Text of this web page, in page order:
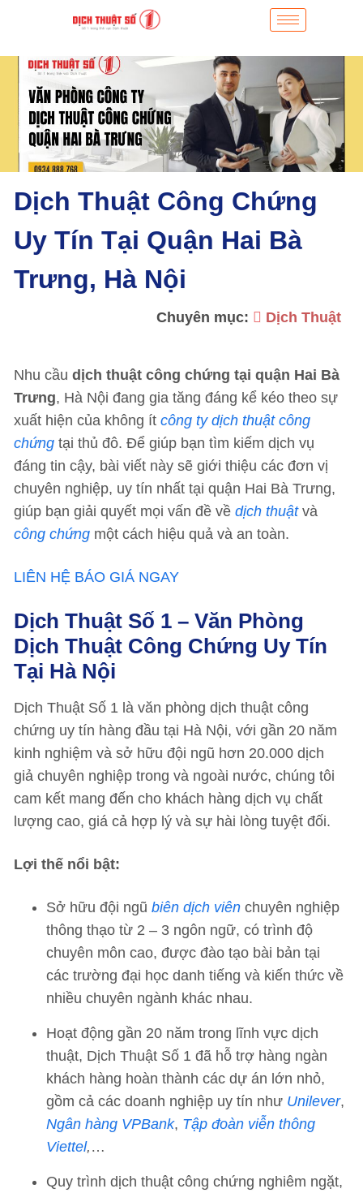
Dịch Thuật Công Chứng
Uy Tín Tại Quận Hai Bà
Trưng, Hà Nội
Chuyên mục: Dịch Thuật
Nhu cầu dịch thuật công chứng tại quận Hai Bà
Trưng, Hà Nội đang gia tăng đáng kể kéo theo sự
xuất hiện của không ít công ty dịch thuật công
chứng tại thủ đô. Để giúp bạn tìm kiếm dịch vụ
đáng tin cậy, bài viết này sẽ giới thiệu các đơn vị
chuyên nghiệp, uy tín nhất tại quận Hai Bà Trưng,
giúp bạn giải quyết mọi vấn đề về dịch thuậtvà
công chứng một cách hiệu quả và an toàn.
LIÊN HỆ BÁO GIÁ NGAY
Dịch Thuật Số 1 – Văn Phòng
Dịch Thuật Công Chứng Uy Tín
Tại Hà Nội
Dịch Thuật Số 1 là văn phòng dịch thuật công
chứng uy tín hàng đầu tại Hà Nội, với gần 20 năm
kinh nghiệm và sở hữu đội ngũ hơn 20.000 dịch
giả chuyên nghiệp trong và ngoài nước, chúng tôi
cam kết mang đến cho khách hàng dịch vụ chất
lượng cao, giá cả hợp lý và sự hài lòng tuyệt đối.
Lợi thế nổi bật:
Sở hữu đội ngũ biên dịch viên chuyên nghiệp
thông thạo từ 2 – 3 ngôn ngữ, có trình độ
chuyên môn cao, được đào tạo bài bản tại
các trường đại học danh tiếng và kiến thức về
nhiều chuyên ngành khác nhau.
Hoạt động gần 20 năm trong lĩnh vực dịch
thuật, Dịch Thuật Số 1 đã hỗ trợ hàng ngàn
khách hàng hoàn thành các dự án lớn nhỏ,
gồm cả các doanh nghiệp uy tín như Unilever,
Ngân hàng VPBank, Tập đoàn viễn thông
Viettel, …
Quy trình dịch thuật công chứng nghiêm ngặt,